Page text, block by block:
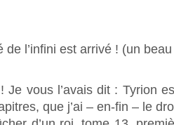
de l’infini est arrivé ! (un
Je vous l’avais dit : Tyrion
que j’ai – en-fin – le